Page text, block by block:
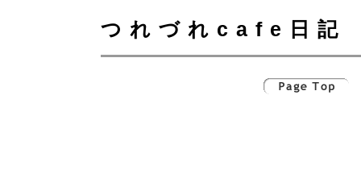
つれづれcafe日記